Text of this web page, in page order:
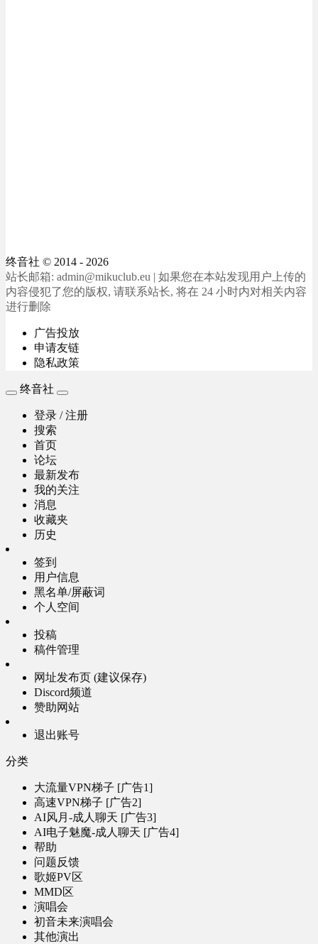
终音社 © 2014 - 2026
站长邮箱: admin@mikuclub.eu | 如果您在本站发现用户上传的
内容侵犯了您的版权, 请联系站长, 将在 24 小时内对相关内容
进行删除
广告投放
申请友链
隐私政策
终音社
登录 / 注册
搜索
首页
论坛
最新发布
我的关注
消息
收藏夹
历史
签到
用户信息
黑名单/屏蔽词
个人空间
投稿
稿件管理
网址发布页 (建议保存)
Discord频道
赞助网站
退出账号
分类
大流量VPN梯子 [广告1]
高速VPN梯子 [广告2]
AI风月-成人聊天 [广告3]
AI电子魅魔-成人聊天 [广告4]
帮助
问题反馈
歌姬PV区
MMD区
演唱会
初音未来演唱会
其他演出